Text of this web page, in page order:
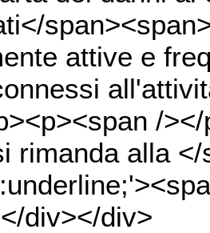
attive e
/
rimanda alla
div></div>